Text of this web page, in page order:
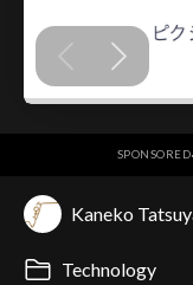
SPONSORED
Kaneko
Technology